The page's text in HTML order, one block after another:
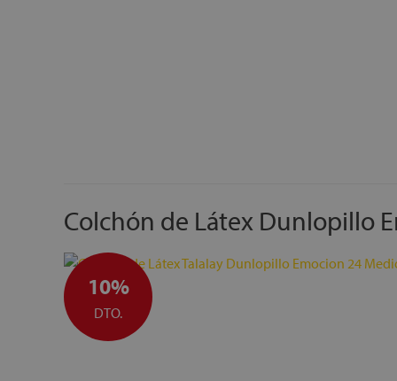
Colchón de Látex Dunlopillo
10%
DTO.